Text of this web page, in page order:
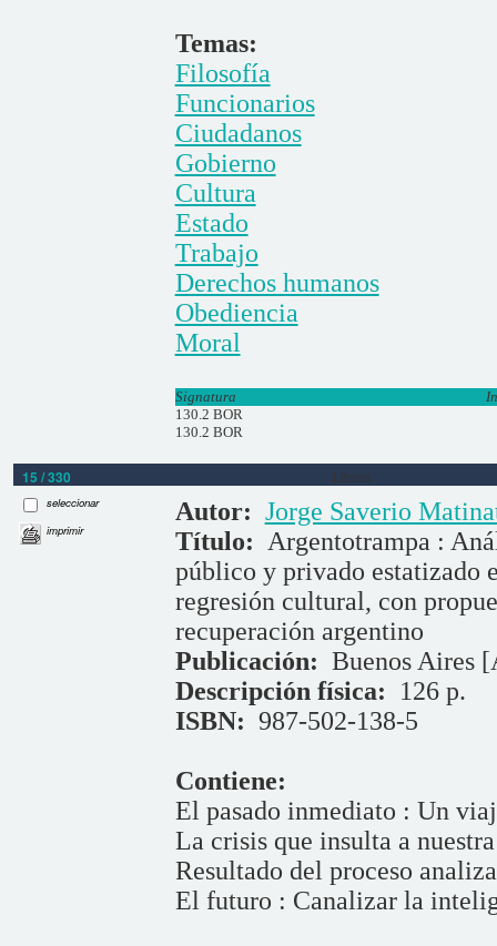
Temas:
Filosofía
Funcionarios
Ciudadanos
Gobierno
Cultura
Estado
Trabajo
Derechos humanos
Obediencia
Moral
Signatura
130.2 BOR
130.2 BOR
15 / 330 Libros
seleccionar
imprimir
Autor: Jorge Saverio
Título: Argentotrampa :
público y privado estatizado
regresión cultural, con
recuperación argentino
Publicación: Buenos Aires
Descripción física: 126 p.
ISBN: 987-502-138-5
Contiene:
El pasado inmediato : Un
La crisis que insulta a
Resultado del proceso
El futuro : Canalizar la